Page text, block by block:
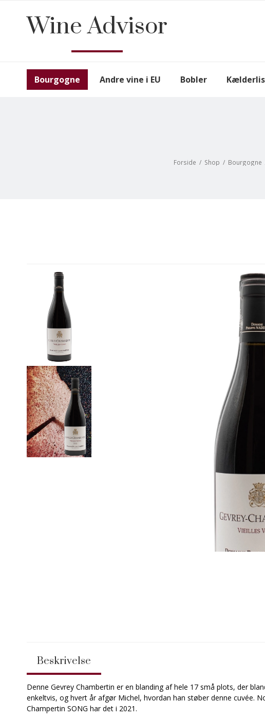
Wine Advisor
Bourgogne Andre vine i EU Bobler
Forside / Shop / Bourgogne
Beskrivelse
Denne Gevrey Chambertin er en blanding af hele 17 små plots, der
enkeltvis, og hvert år afgør Michel, hvordan han støber denne cuvée.
Champertin SONG har det i 2021.